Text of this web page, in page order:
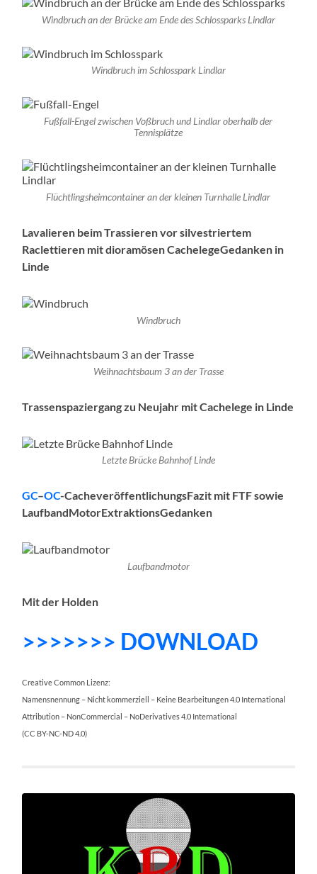
Windbruch an der Brücke am Ende des Schlossparks Lindlar
Windbruch im Schlosspark Lindlar
Fußfall-Engel zwischen Voßbruch und Lindlar oberhalb der
Tennisplätze
Flüchtlingsheimcontainer an der kleinen Turnhalle Lindlar
Lavalieren beim Trassieren vor silvestriertem
Raclettieren mit dioramösen CachelegeGedanken in
Linde
Windbruch
Weihnachtsbaum 3 an der Trasse
Trassenspaziergang zu Neujahr mit Cachelege in Linde
Letzte Brücke Bahnhof Linde
GC–OC-CacheveröffentlichungsFazit mit FTF sowie
LaufbandMotorExtraktionsGedanken
Laufbandmotor
Mit der Holden
>>>>>>> DOWNLOAD
Creative Common Lizenz:
Namensnennung – Nicht kommerziell – Keine Bearbeitungen 4.0 International
Attribution – NonCommercial – NoDerivatives 4.0 International
(CC BY-NC-ND 4.0)